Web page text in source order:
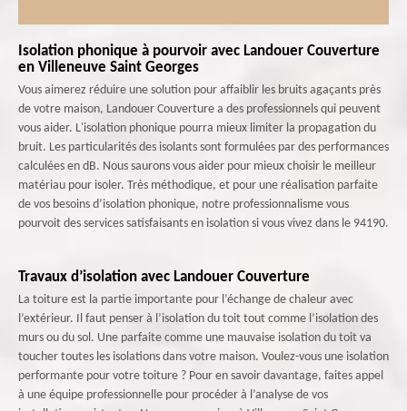
Isolation phonique à pourvoir avec Landouer Couverture
en Villeneuve Saint Georges
Vous aimerez réduire une solution pour affaiblir les bruits agaçants près
de votre maison, Landouer Couverture a des professionnels qui peuvent
vous aider. L'isolation phonique pourra mieux limiter la propagation du
bruit. Les particularités des isolants sont formulées par des performances
calculées en dB. Nous saurons vous aider pour mieux choisir le meilleur
matériau pour isoler. Très méthodique, et pour une réalisation parfaite
de vos besoins d’isolation phonique, notre professionnalisme vous
pourvoit des services satisfaisants en isolation si vous vivez dans le 94190.
Travaux d’isolation avec Landouer Couverture
La toiture est la partie importante pour l’échange de chaleur avec
l’extérieur. Il faut penser à l’isolation du toit tout comme l’isolation des
murs ou du sol. Une parfaite comme une mauvaise isolation du toit va
toucher toutes les isolations dans votre maison. Voulez-vous une isolation
performante pour votre toiture ? Pour en savoir davantage, faites appel
à une équipe professionnelle pour procéder à l’analyse de vos